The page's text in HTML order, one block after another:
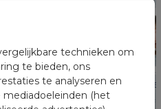
technieken om
te bieden, ons
te analyseren en
mediadoeleinden (het